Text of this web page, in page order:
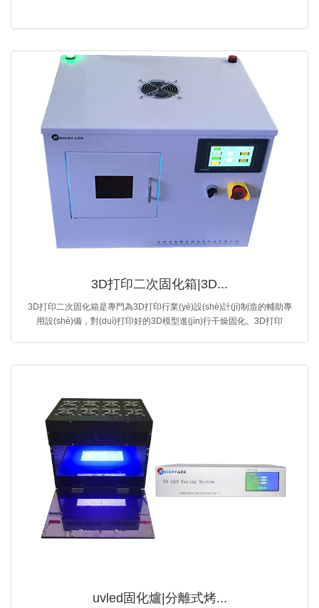
3D打印二次固化箱|3D...
3D打印二次固化箱是專門為3D打印行業(yè)設(shè)計(jì)制造的輔助專
用設(shè)備，對(duì)打印好的3D模型進(jìn)行干燥固化。3D打印
uvled固化爐|分離式烤...